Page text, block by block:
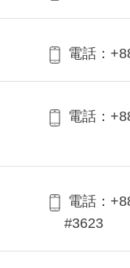
電話：
電話：
電話：
#3623